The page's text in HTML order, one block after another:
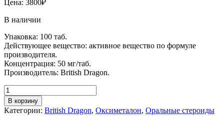
Цена: 3800₽
В наличии
Упаковка: 100 таб.
Действующее вещество: активное вещество по формуле
производителя.
Концентрация: 50 мг/таб.
Производитель: British Dragon.
В корзину
Категории: British Dragon, Оксиметалон, Оральные стероиды